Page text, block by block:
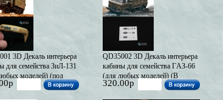
3D Декаль интерьера
для семейства ЗиЛ-131
моделей) (под
QD35002 3D Декаль интерьера
кабины для семейства ГAЗ-66
(для любых моделей) (В
наличии)
320.00р